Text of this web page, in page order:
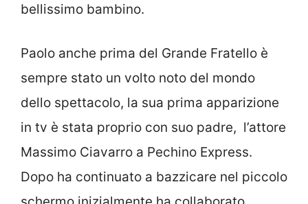
bellissimo bambino.
Paolo anche prima del Grande Fratello è
sempre stato un volto noto del mondo
dello spettacolo, la sua prima apparizione
in tv è stata proprio con suo padre, l’attore
Massimo Ciavarro a Pechino Express.
Dopo ha continuato a bazzicare nel piccolo